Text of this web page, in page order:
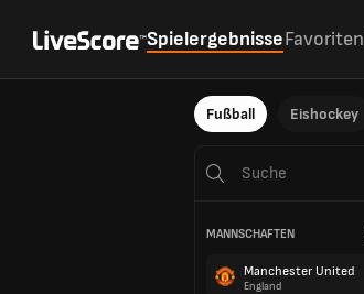
SpielergebnisseFavoriten
Fußball Eishockey
MANNSCHAFTEN
Manchester United
England